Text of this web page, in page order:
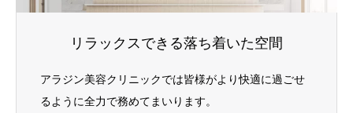
リラックスできる落ち着いた空間
アラジン美容クリニックでは皆様がより快適に過ごせ
るように全力で務めてまいります。